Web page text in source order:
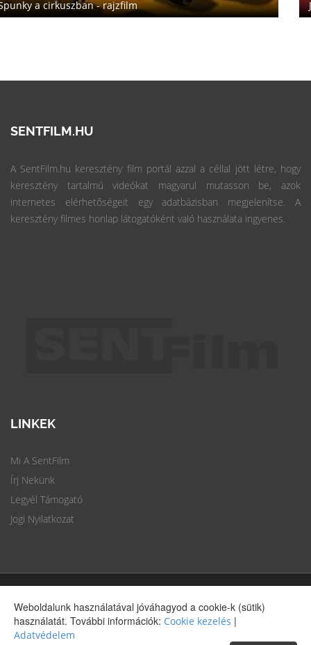
Jojo nyuszi - teljes film
SENTFILM.HU
A SentFilm.hu keresztény film portál azzal a céllal jött létre, hogy
keresztény tartalmú videókat magyarul mutasson be, azok
internetes elérhetőségeit egy adatbázisban megjelenítse. A
keresztény filmes honlap látogatóként való használata ingyenes.
LINKEK
Mi A SentFilm
Írj Nekünk
Legyél Támogató
Jogi Nyilatkozat
SentFilm.hu © 2016 Minden jog fenntartva -Jogi nyilatkozat
Adatvédelmi nyilatkozat
Weboldalunk használatával jóváhagyod a cookie-k (sütik)
használatát. További információk: Cookie kezelés |
Adatvédelem